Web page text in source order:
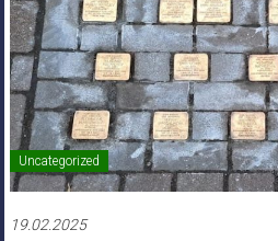
Uncategorized
19.02.2025